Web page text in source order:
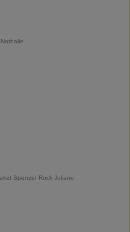
Spenzer Rock Juliane